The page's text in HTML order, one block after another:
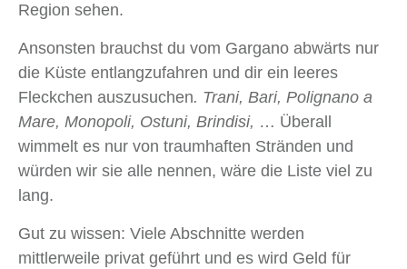
Region sehen.
Ansonsten brauchst du vom Gargano abwärts nur
die Küste entlangzufahren und dir ein leeres
Fleckchen auszusuchen. Trani, Bari, Polignano a
Mare, Monopoli, Ostuni, Brindisi, … Überall
wimmelt es nur von traumhaften Stränden und
würden wir sie alle nennen, wäre die Liste viel zu
lang.
Gut zu wissen: Viele Abschnitte werden
mittlerweile privat geführt und es wird Geld für